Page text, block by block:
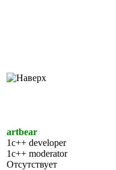
artbear
1c++ developer
1c++ moderator
Отсутствует